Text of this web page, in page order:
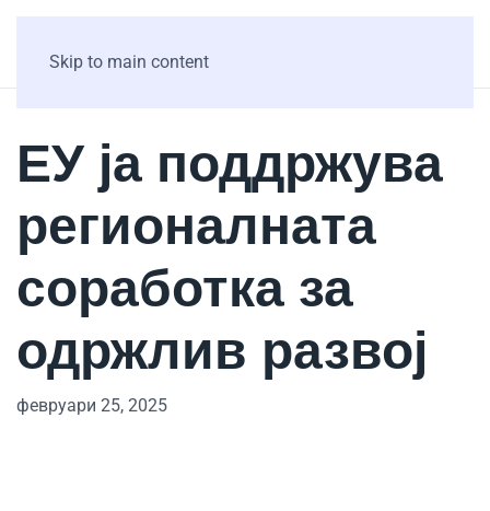
Skip to main content
ЕУ ја поддржува
регионалната
соработка за
одржлив развој
февруари 25, 2025